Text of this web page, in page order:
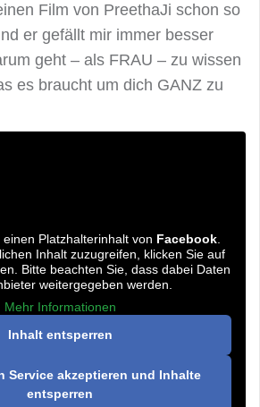
Film von PreethaJi schon so
er gefällt mir immer besser
geht – als FRAU – zu wissen
es braucht um dich GANZ zu
Platzhalterinhalt von Facebook.
Inhalt zuzugreifen, klicken Sie auf
Bitte beachten Sie, dass dabei Daten
weitergegeben werden.
Mehr Informationen
Inhalt entsperren
Service akzeptieren und Inhalte
entsperren